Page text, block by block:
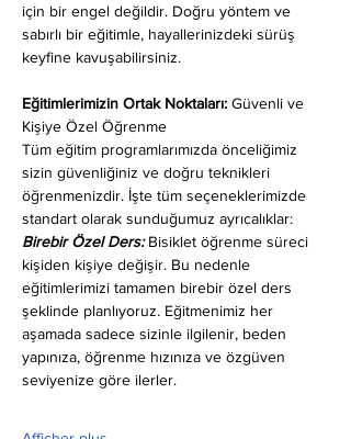
için bir engel değildir. Doğru yöntem ve
sabırlı bir eğitimle, hayallerinizdeki sürüş
keyfine kavuşabilirsiniz.
Eğitimlerimizin Ortak Noktaları: Güvenli ve
Kişiye Özel Öğrenme
Tüm eğitim programlarımızda önceliğimiz
sizin güvenliğiniz ve doğru teknikleri
öğrenmenizdir. İşte tüm seçeneklerimizde
standart olarak sunduğumuz ayrıcalıklar:
Birebir Özel Ders: Bisiklet öğrenme süreci
kişiden kişiye değişir. Bu nedenle
eğitimlerimizi tamamen birebir özel ders
şeklinde planlıyoruz. Eğitmenimiz her
aşamada sadece sizinle ilgilenir, beden
yapınıza, öğrenme hızınıza ve özgüven
seviyenize göre ilerler.